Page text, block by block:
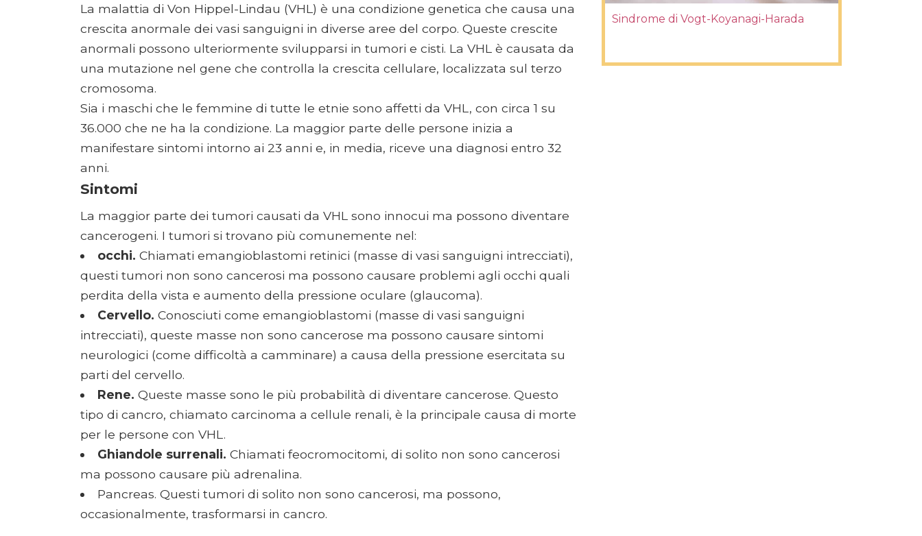
La malattia di Von Hippel-Lindau (VHL) è una condizione genetica che causa una
crescita anormale dei vasi sanguigni in diverse aree del corpo. Queste crescite
anormali possono ulteriormente svilupparsi in tumori e cisti. La VHL è causata da
una mutazione nel gene che controlla la crescita cellulare, localizzata sul terzo
cromosoma.
Sia i maschi che le femmine di tutte le etnie sono affetti da VHL, con circa 1 su
36.000 che ne ha la condizione. La maggior parte delle persone inizia a
manifestare sintomi intorno ai 23 anni e, in media, riceve una diagnosi entro 32
anni.
Sintomi
La maggior parte dei tumori causati da VHL sono innocui ma possono diventare
cancerogeni. I tumori si trovano più comunemente nel:
occhi. Chiamati emangioblastomi retinici (masse di vasi sanguigni intrecciati),
questi tumori non sono cancerosi ma possono causare problemi agli occhi quali
perdita della vista e aumento della pressione oculare (glaucoma).
Cervello. Conosciuti come emangioblastomi (masse di vasi sanguigni
intrecciati), queste masse non sono cancerose ma possono causare sintomi
neurologici (come difficoltà a camminare) a causa della pressione esercitata su
parti del cervello.
Rene. Queste masse sono le più probabilità di diventare cancerose. Questo
tipo di cancro, chiamato carcinoma a cellule renali, è la principale causa di morte
per le persone con VHL.
Ghiandole surrenali. Chiamati feocromocitomi, di solito non sono cancerosi
ma possono causare più adrenalina.
Pancreas. Questi tumori di solito non sono cancerosi, ma possono,
occasionalmente, trasformarsi in cancro.
Sindrome di Vogt-Koyanagi-Harada